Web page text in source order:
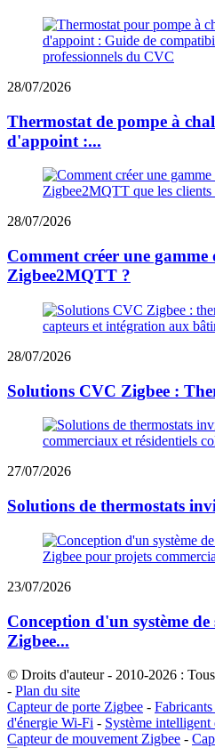
28/07/2026
Thermostat de pompe à
d'appoint :...
28/07/2026
Comment créer une
Zigbee2MQTT ?
28/07/2026
Solutions CVC Zigbee :
27/07/2026
Solutions de thermostats
23/07/2026
Conception d'un système de
Zigbee...
© Droits d'auteur - 2010-2026 :
- Plan du site
Capteur de porte Zigbee -
d'énergie Wi-Fi - Système intelligent
Capteur de mouvement Zigbee -